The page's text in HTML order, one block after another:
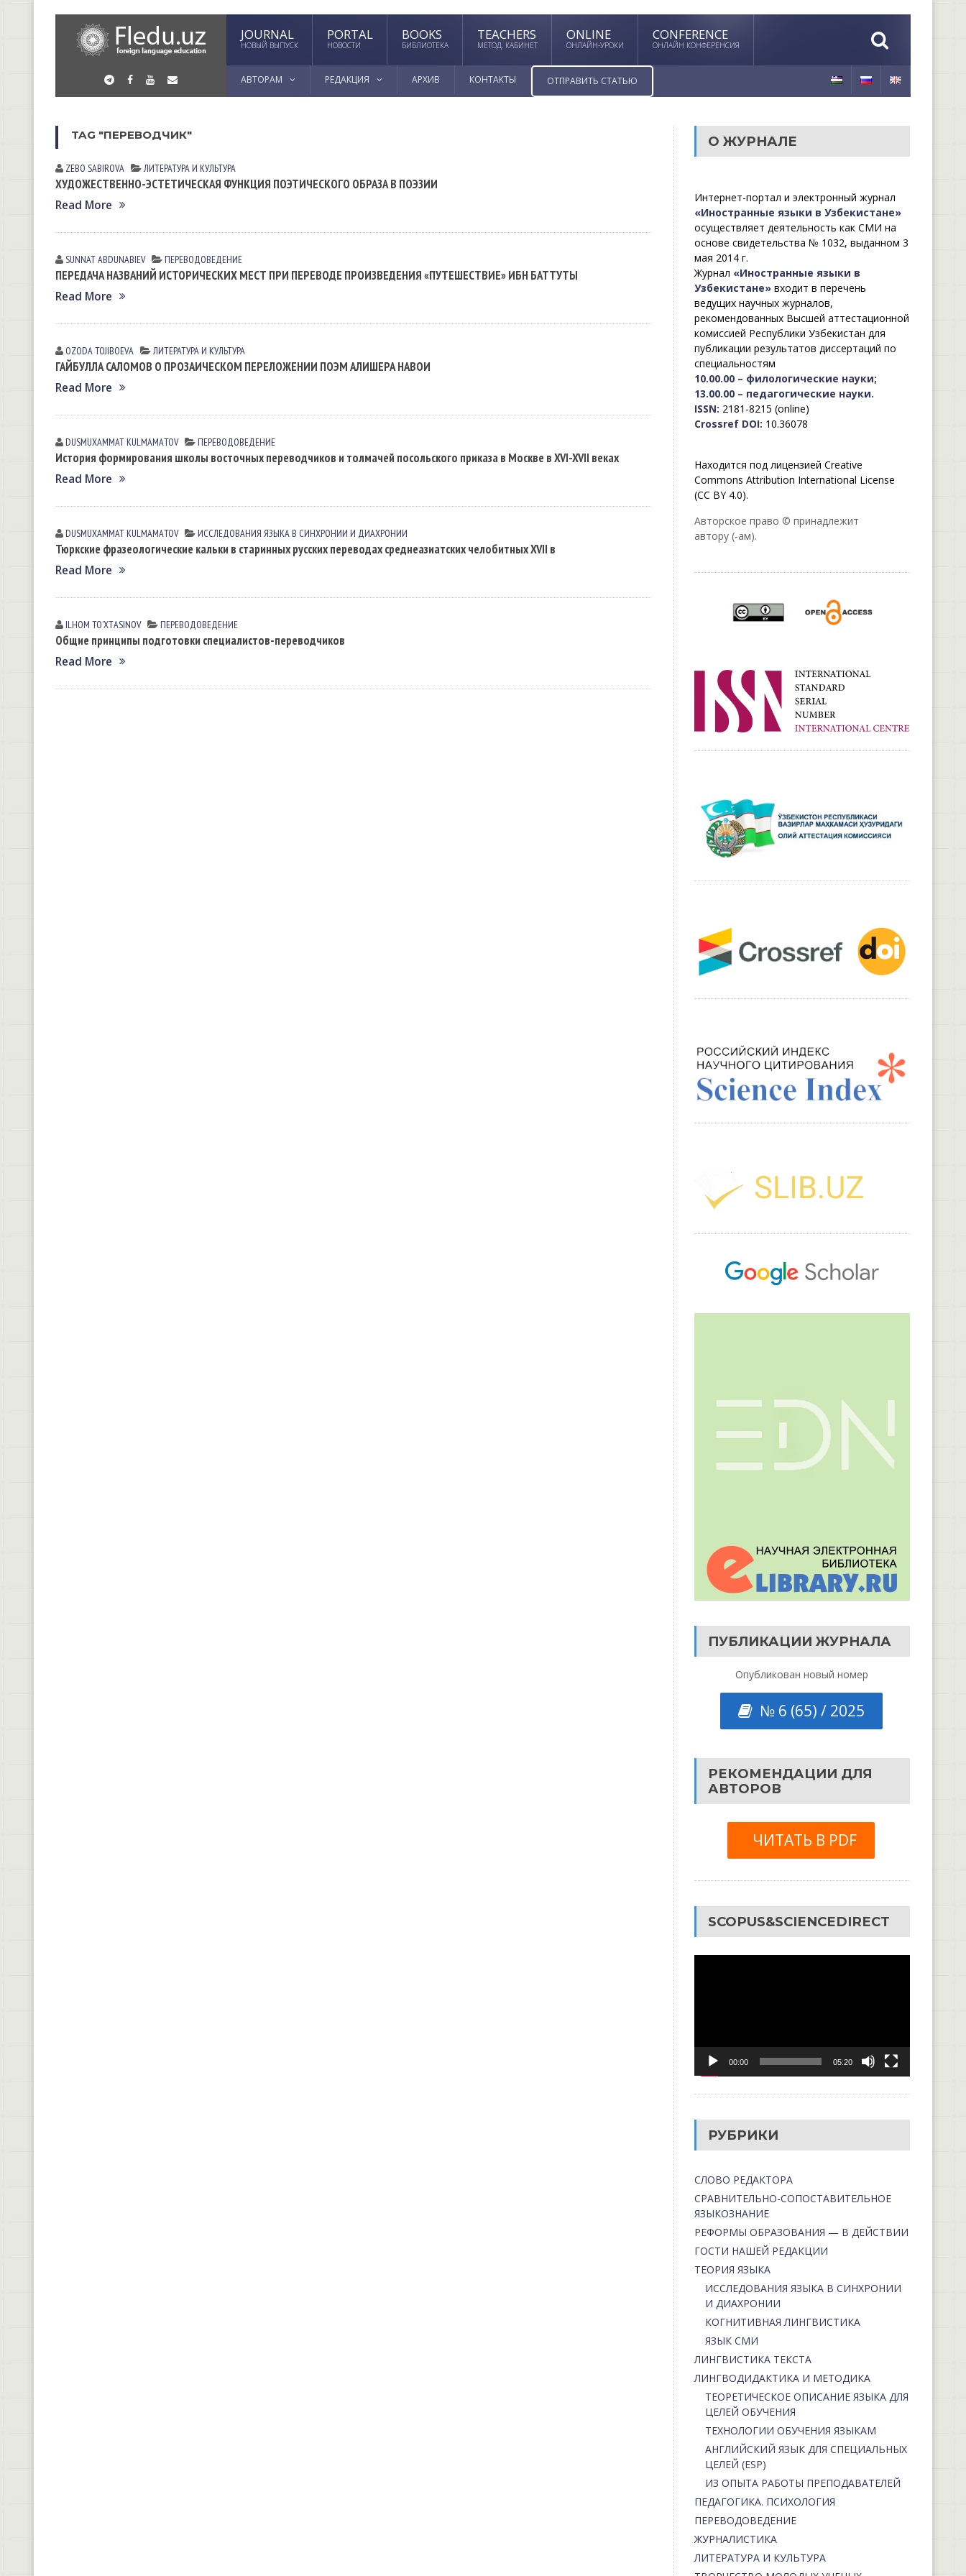
JOURNAL
НОВЫЙ ВЫПУСК
PORTAL
НОВОСТИ
BOOKS
БИБЛИОТЕКА
TEACHERS
МЕТОД. КАБИНЕТ
ONLINE
ОНЛАЙН-УРОКИ
CONFERENCE
ОНЛАЙН КОНФЕРЕНСИЯ
АВТОРАМ РЕДАКЦИЯ АРХИВ КОНТАКТЫ ОТПРАВИТЬ СТАТЬЮ
TAG "ПЕРЕВОДЧИК"
ZEBO SАBIROVА ЛИТЕРАТУРА И КУЛЬТУРА
ХУДОЖЕСТВЕННО-ЭСТЕТИЧЕСКАЯ ФУНКЦИЯ ПОЭТИЧЕСКОГО ОБРАЗА В ПОЭЗИИ
Read More
SUNNAT АBDUNАBIEV ПЕРЕВОДОВЕДЕНИЕ
ПЕРЕДАЧА НАЗВАНИЙ ИСТОРИЧЕСКИХ МЕСТ ПРИ ПЕРЕВОДЕ ПРОИЗВЕДЕНИЯ «ПУТЕШЕСТВИЕ» ИБН БАТTУТЫ
Read More
OZODA TOJIBOEVА ЛИТЕРАТУРА И КУЛЬТУРА
ГАЙБУЛЛА САЛОМОВ О ПРОЗАИЧЕСКОМ ПЕРЕЛОЖЕНИИ ПОЭМ АЛИШЕРА НАВОИ
Read More
DUSMUXAMMAT KULMАMАTOV ПЕРЕВОДОВЕДЕНИЕ
История формирования школы восточных переводчиков и толмачей посольского приказа в Москве в XVI-XVII веках
Read More
DUSMUXAMMAT KULMАMАTOV ИССЛЕДОВАНИЯ ЯЗЫКА В СИНХРОНИИ И ДИАХРОНИИ
Тюркские фразеологические кальки в старинных русских переводах среднеазиатских челобитных XVII в
Read More
ILHOM TOʼXTАSINOV ПЕРЕВОДОВЕДЕНИЕ
Общие принципы подготовки специалистов-переводчиков
Read More
О ЖУРНАЛЕ
Интернет-портал и электронный журнал
«Иностранные языки в Узбекистане»
осуществляет деятельность как СМИ на
основе свидетельства № 1032, выданном 3
мая 2014 г.
Журнал «Иностранные языки в
Узбекистане»входит в перечень
ведущих научных журналов,
рекомендованных Высшей аттестационной
комиссией Республики Узбекистан для
публикации результатов диссертаций по
специальностям
10.00.00 – филологические науки;
13.00.00 – педагогические науки.
ISSN: 2181-8215 (online)
Crossref DOI: 10.36078
Находится под лицензией Creative
Commons Attribution International License
(CC BY 4.0).
Авторское право © принадлежит
автору (-ам).
ПУБЛИКАЦИИ ЖУРНАЛА
Опубликован новый номер
№ 6 (65) / 2025
РЕКОМЕНДАЦИИ ДЛЯ
АВТОРОВ
ЧИТАТЬ В PDF
SCOPUS&SCIENCEDIRECT
00:00 05:20
РУБРИКИ
СЛОВО РЕДАКТОРА
СРАВНИТЕЛЬНО-СОПОСТАВИТЕЛЬНОЕ
ЯЗЫКОЗНАНИЕ
РЕФОРМЫ ОБРАЗОВАНИЯ — В ДЕЙСТВИИ
ГОСТИ НАШЕЙ РЕДАКЦИИ
ТЕОРИЯ ЯЗЫКА
ИССЛЕДОВАНИЯ ЯЗЫКА В СИНХРОНИИ
И ДИАХРОНИИ
КОГНИТИВНАЯ ЛИНГВИСТИКА
ЯЗЫК СМИ
ЛИНГВИСТИКА ТЕКСТА
ЛИНГВОДИДАКТИКА И МЕТОДИКА
ТЕОРЕТИЧЕСКОЕ ОПИСАНИЕ ЯЗЫКА ДЛЯ
ЦЕЛЕЙ ОБУЧЕНИЯ
ТЕХНОЛОГИИ ОБУЧЕНИЯ ЯЗЫКАМ
АНГЛИЙСКИЙ ЯЗЫК ДЛЯ СПЕЦИАЛЬНЫХ
ЦЕЛЕЙ (ESP)
ИЗ ОПЫТА РАБОТЫ ПРЕПОДАВАТЕЛЕЙ
ПЕДАГОГИКА. ПСИХОЛОГИЯ
ПЕРЕВОДОВЕДЕНИЕ
ЖУРНАЛИСТИКА
ЛИТЕРАТУРА И КУЛЬТУРА